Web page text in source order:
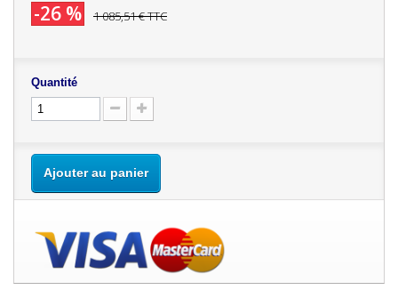
-26 % 1 085,51 €TTC
Quantité
Ajouter au panier